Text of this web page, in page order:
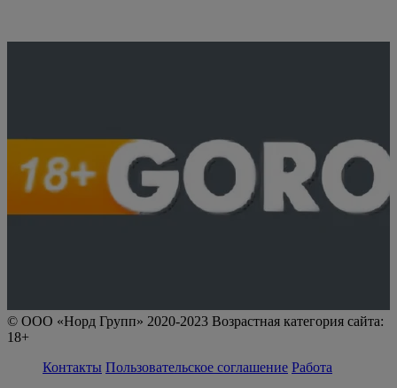
© ООО «Норд Групп» 2020-2023 Возрастная категория сайта:
18+
Контакты Пользовательское соглашение Работа